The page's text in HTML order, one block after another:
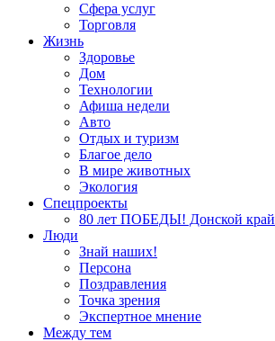
Сфера услуг
Торговля
Жизнь
Здоровье
Дом
Технологии
Афиша недели
Авто
Отдых и туризм
Благое дело
В мире животных
Экология
Спецпроекты
80 лет ПОБЕДЫ! Донской край
Люди
Знай наших!
Персона
Поздравления
Точка зрения
Экспертное мнение
Между тем